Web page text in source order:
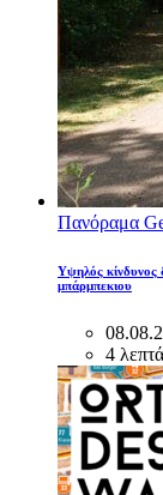
Πανόραμα
Υψηλός κίνδυνος
μπάρμπεκιου
4 λεπτά